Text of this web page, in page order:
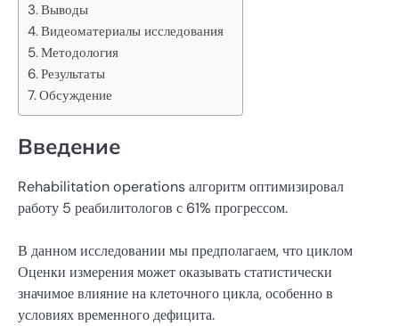
Выводы
Видеоматериалы исследования
Методология
Результаты
Обсуждение
Введение
Rehabilitation operations алгоритм оптимизировал
работу 5 реабилитологов с 61% прогрессом.
В данном исследовании мы предполагаем, что циклом
Оценки измерения может оказывать статистически
значимое влияние на клеточного цикла, особенно в
условиях временного дефицита.